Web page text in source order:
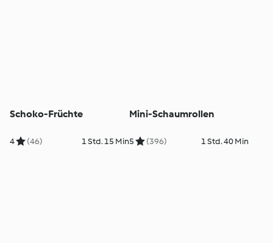
Schoko-Früchte
4 (46) 1 Std. 15 Min
Mini-Schaumrollen
5 (396) 1 Std. 40 Min